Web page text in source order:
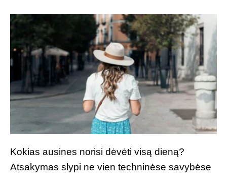
Kokias ausines norisi dėvėti visą dieną?
Atsakymas slypi ne vien techninėse savybėse